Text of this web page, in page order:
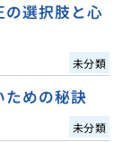
の選択肢と心
未分類
ための秘訣
未分類